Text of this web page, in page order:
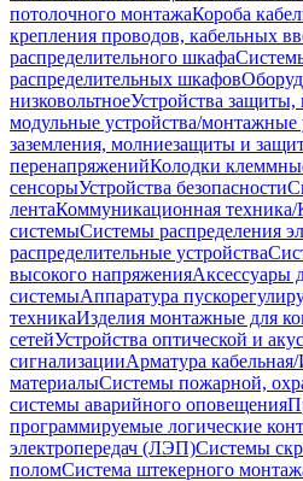
потолочного монтажаКороба
крепления проводов, кабельных
распределительного шкафа
распределительных шкафов
низковольтноеУстройства защиты,
модульные устройства/монтажные
заземления, молниезащиты и
перенапряженийКолодки
сенсорыУстройства безопасности
лентаКоммуникационная
системыСистемы распределения
распределительные устройства
высокого напряженияАксессуары
системыАппаратура
техникаИзделия монтажные для
сетейУстройства оптической и
сигнализацииАрматура
материалыСистемы пожарной,
системы аварийного оповещения
программируемые логические
электропередач (ЛЭП)Системы
поломСистема штекерного